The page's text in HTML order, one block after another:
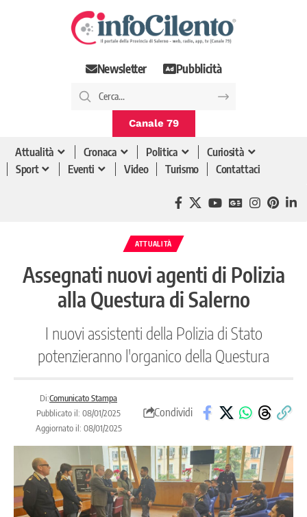
Newsletter Pubblicità
Canale 79
Attualità Cronaca Politica
Curiosità
Sport
Eventi Video Turismo Contattaci
ATTUALITÀ
Assegnati nuovi agenti di Polizia
alla Questura di Salerno
I nuovi assistenti della Polizia di Stato
potenzieranno l'organico della Questura
Di:Comunicato Stampa
Pubblicato il: 08/01/2025
Aggiornato il: 08/01/2025
Condividi